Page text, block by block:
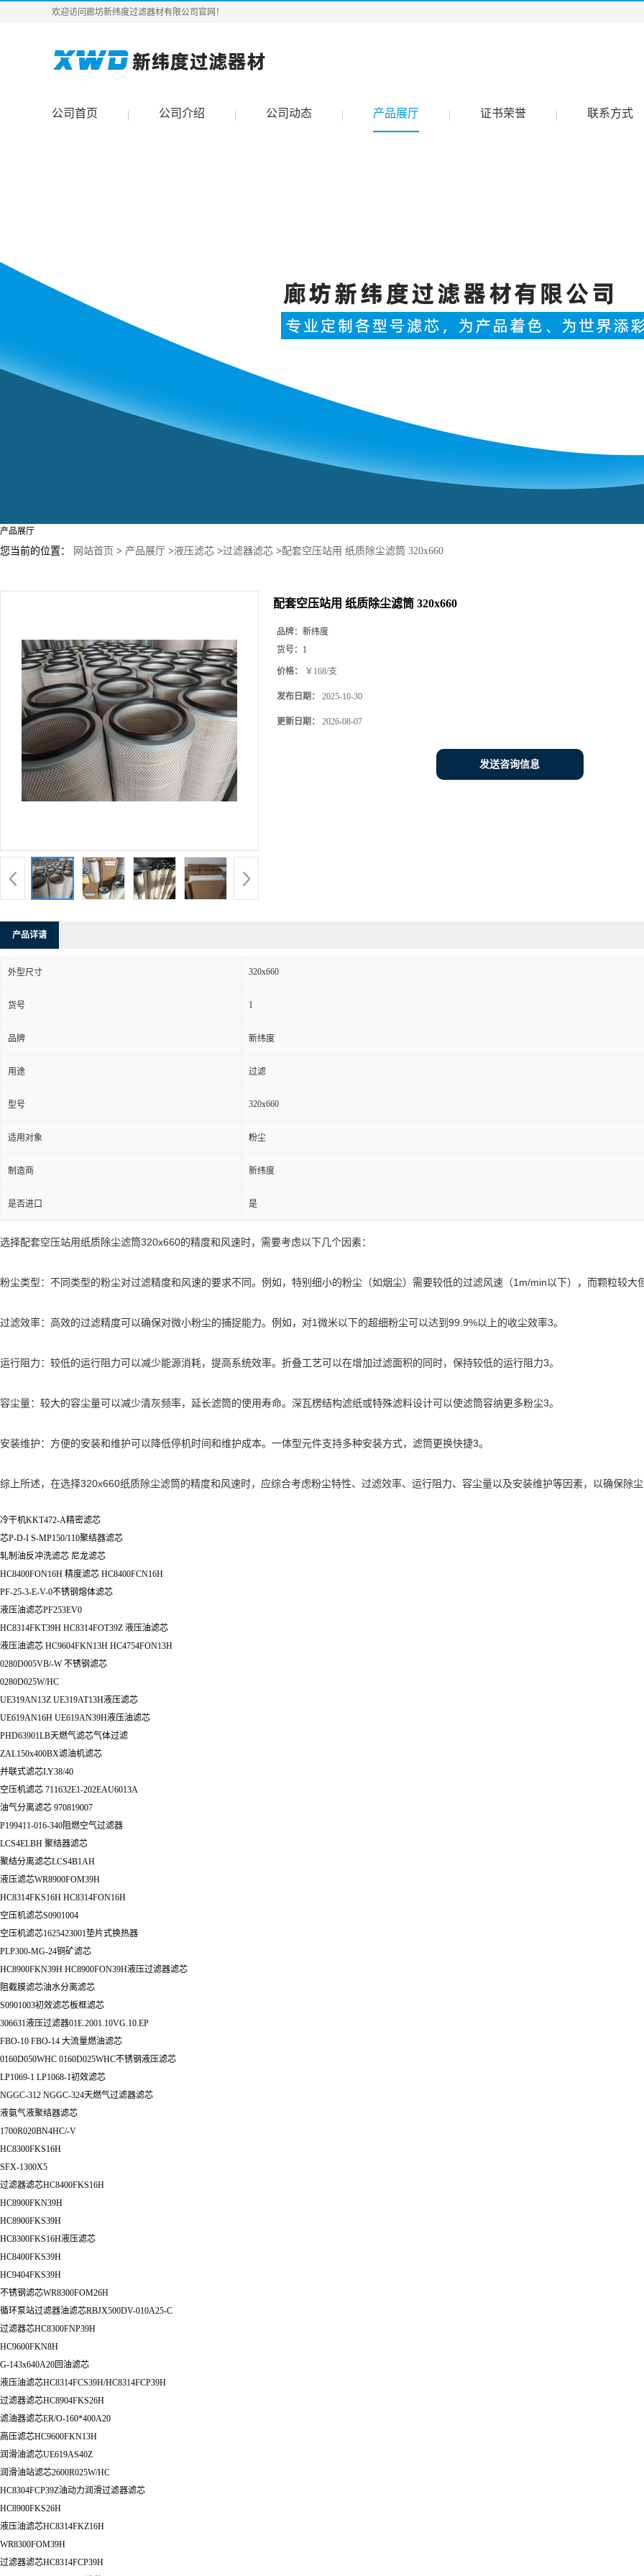
欢迎访问廊坊新纬度过滤器材有限公司官网！
公司首页 公司介绍 公司动态 产品展厅 证书荣誉 联系方式
产品展厅
您当前的位置： 网站首页 > 产品展厅 >液压滤芯 >过滤器滤芯 >配套空压站用 纸质除尘滤筒 320x660
配套空压站用 纸质除尘滤筒 320x660
品牌： 新纬度
货号： 1
价格： ￥168/支
发布日期： 2025-10-30
更新日期： 2026-08-07
发送咨询信息
产品详请
外型尺寸 320x660
货号 1
品牌 新纬度
用途 过滤
型号 320x660
适用对象 粉尘
制造商 新纬度
是否进口 是
选择配套空压站用纸质除尘滤筒320x660的精度和风速时，需要考虑以下几个因素：
粉尘类型：不同类型的粉尘对过滤精度和风速的要求不同。例如，特别细小的粉尘（如烟尘）需要较低的过滤风速（1m/min以下），而颗粒较大
过滤效率：高效的过滤精度可以确保对微小粉尘的捕捉能力。例如，对1微米以下的超细粉尘可以达到99.9%以上的收尘效率3。
运行阻力：较低的运行阻力可以减少能源消耗，提高系统效率。折叠工艺可以在增加过滤面积的同时，保持较低的运行阻力3。
容尘量：较大的容尘量可以减少清灰频率，延长滤筒的使用寿命。深瓦楞结构滤纸或特殊滤料设计可以使滤筒容纳更多粉尘3。
安装维护：方便的安装和维护可以降低停机时间和维护成本。一体型元件支持多种安装方式，滤筒更换快捷3。
综上所述，在选择320x660纸质除尘滤筒的精度和风速时，应综合考虑粉尘特性、过滤效率、运行阻力、容尘量以及安装维护等因素，以确保除尘
冷干机KKT472-A精密滤芯
芯P-D-I S-MP150/110聚结器滤芯
轧制油反冲洗滤芯 尼龙滤芯
HC8400FON16H 精度滤芯 HC8400FCN16H
PF-25-3-E-V-0不锈钢熔体滤芯
液压油滤芯PF253EV0
HC8314FKT39H HC8314FOT39Z 液压油滤芯
液压油滤芯 HC9604FKN13H HC4754FON13H
0280D005VB/-W 不锈钢滤芯
0280D025W/HC
UE319AN13Z UE319AT13H液压滤芯
UE619AN16H UE619AN39H液压油滤芯
PHD63901LB天燃气滤芯气体过滤
ZAL150x400BX滤油机滤芯
并联式滤芯LY38/40
空压机滤芯 711632E1-202EAU6013A
油气分离滤芯 970819007
P199411-016-340阻燃空气过滤器
LCS4ELBH 聚结器滤芯
聚结分离滤芯LCS4B1AH
液压滤芯WR8900FOM39H
HC8314FKS16H HC8314FON16H
空压机滤芯S0901004
空压机滤芯1625423001垫片式换热器
PLP300-MG-24铜矿滤芯
HC8900FKN39H HC8900FON39H液压过滤器滤芯
阻截膜滤芯油水分离滤芯
S0901003初效滤芯板框滤芯
306631液压过滤器01E.2001.10VG.10.EP
FBO-10 FBO-14 大流量燃油滤芯
0160D050WHC 0160D025WHC不锈钢液压滤芯
LP1069-1 LP1068-1初效滤芯
NGGC-312 NGGC-324天燃气过滤器滤芯
液氨气液聚结器滤芯
1700R020BN4HC/-V
HC8300FKS16H
SFX-1300X5
过滤器滤芯HC8400FKS16H
HC8900FKN39H
HC8900FKS39H
HC8300FKS16H液压滤芯
HC8400FKS39H
HC9404FKS39H
不锈钢滤芯WR8300FOM26H
循环泵站过滤器油滤芯RBJX500DV-010A25-C
过滤器芯HC8300FNP39H
HC9600FKN8H
G-143x640A20回油滤芯
液压油滤芯HC8314FCS39H/HC8314FCP39H
过滤器滤芯HC8904FKS26H
滤油器滤芯ER/O-160*400A20
高压滤芯HC9600FKN13H
润滑油滤芯UE619AS40Z
润滑油站滤芯2600R025W/HC
HC8304FCP39Z油动力润滑过滤器滤芯
HC8900FKS26H
液压油滤芯HC8314FKZ16H
WR8300FOM39H
过滤器滤芯HC8314FCP39H